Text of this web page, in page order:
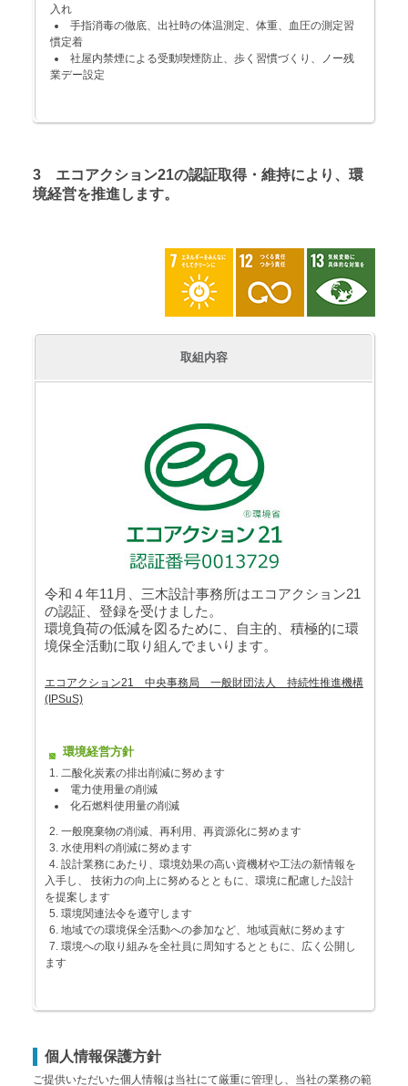
入れ
手指消毒の徹底、出社時の体温測定、体重、血圧の測定習
慣定着
社屋内禁煙による受動喫煙防止、歩く習慣づくり、ノー残
業デー設定
3 エコアクション21の認証取得・維持により、環
境経営を推進します。
取組内容
令和４年11月、三木設計事務所はエコアクション21
の認証、登録を受けました。
環境負荷の低減を図るために、自主的、積極的に環
境保全活動に取り組んでまいります。
エコアクション21 中央事務局 一般財団法人 持続性推進機構
(IPSuS)
環境経営方針
二酸化炭素の排出削減に努めます
電力使用量の削減
化石燃料使用量の削減
一般廃棄物の削減、再利用、再資源化に努めます
水使用料の削減に努めます
設計業務にあたり、環境効果の高い資機材や工法の新情報を
入手し、 技術力の向上に努めるとともに、環境に配慮した設計
を提案します
環境関連法令を遵守します
地域での環境保全活動への参加など、地域貢献に努めます
環境への取り組みを全社員に周知するとともに、広く公開し
ます
個人情報保護方針
ご提供いただいた個人情報は当社にて厳重に管理し、当社の業務の範